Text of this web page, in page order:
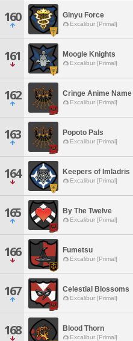
160 Ginyu Force
Excalibur [Primal]
161 Moogle Knights
Excalibur [Primal]
162 Cringe Anime Name
Excalibur [Primal]
163 Popoto Pals
Excalibur [Primal]
164 Keepers of Imladris
Excalibur [Primal]
165 By The Twelve
Excalibur [Primal]
166 Fumetsu
Excalibur [Primal]
167 Celestial Blossoms
Excalibur [Primal]
168 Blood Thorn
Excalibur [Primal]